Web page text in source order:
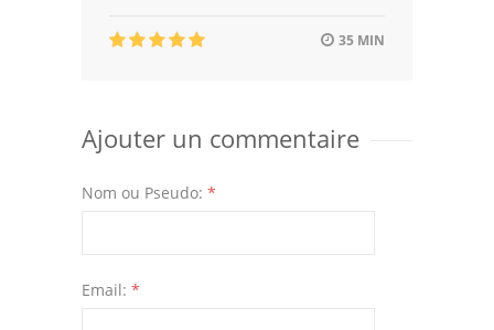
35 MIN
Ajouter un commentaire
Nom ou Pseudo: *
Email: *